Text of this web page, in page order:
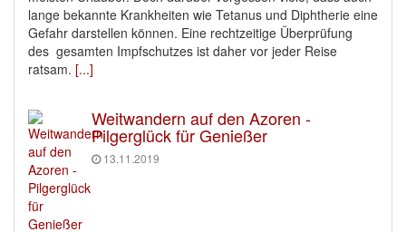
lange bekannte Krankheiten wie Tetanus und Diphtherie eine
Gefahr darstellen können. Eine rechtzeitige Überprüfung
des gesamten Impfschutzes ist daher vor jeder Reise
ratsam. [...]
Weitwandern auf den Azoren -
Pilgerglück für Genießer
13.11.2019